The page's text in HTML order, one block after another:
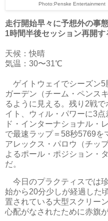
Photo:Penske Entertainment
走行開始早々に予想外の事
1時間半後セッション再開す
天候：快晴
気温：30〜31℃
ゲイトウェイでシーズン5
ガーデン（チーム・ペンス
るように見える。残り2戦
イト、ウィル・パワーに3
ド・インターナショナル・
で最速ラップ＝58秒5769を
アレックス・パロウ（チッ
よるポール・ポジション・
だ。
今日のプラクティスでは
始から20分少しが経過した
置されている大型スクリー
心配がなされたために赤旗